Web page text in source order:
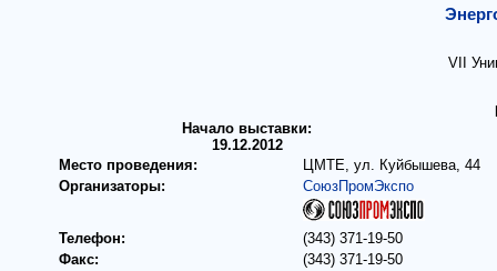
VII
Начало выставки:
19.12.2012
Место проведения:
ЦМТЕ, ул. Куйбышева, 44
Организаторы:
СоюзПромЭкспо
Телефон:
(343) 371-19-50
Факс:
(343) 371-19-50